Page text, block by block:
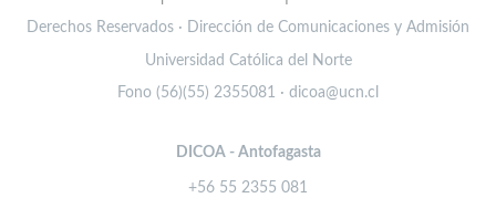
Derechos Reservados · Dirección de Comunicaciones y Admisión
Universidad Católica del Norte
Fono (56)(55) 2355081 · dicoa@ucn.cl
DICOA - Antofagasta
+56 55 2355 081